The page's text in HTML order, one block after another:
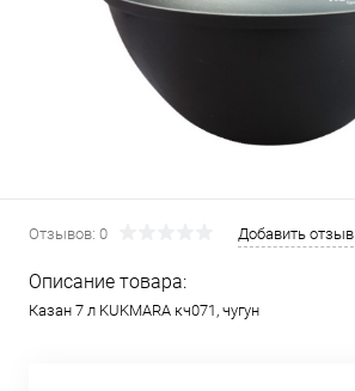
Отзывов: 0 Добавить отзыв
Описание товара:
Казан 7 л KUKMARA кч071, чугун